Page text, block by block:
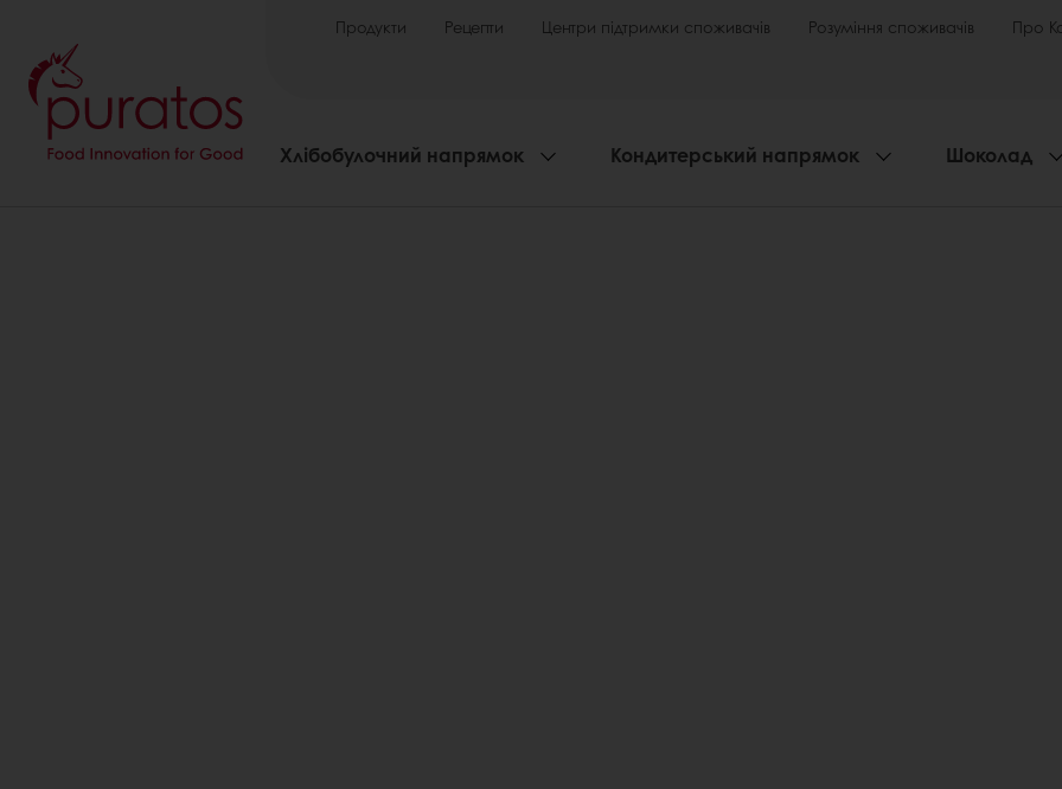
Продукти Рецепти Центри підтримки споживачів Розуміння споживачів Про
Хлібобулочний напрямок Кондитерський напрямок Шоколад